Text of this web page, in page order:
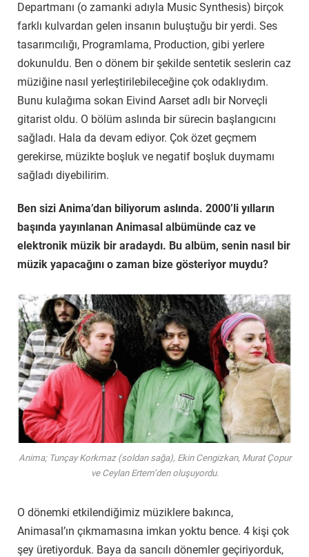
Departmanı (o zamanki adıyla Music Synthesis) birçok
farklı kulvardan gelen insanın buluştuğu bir yerdi. Ses
tasarımcılığı, Programlama, Production, gibi yerlere
dokunuldu. Ben o dönem bir şekilde sentetik seslerin caz
müziğine nasıl yerleştirilebileceğine çok odaklıydım.
Bunu kulağıma sokan Eivind Aarset adlı bir Norveçli
gitarist oldu. O bölüm aslında bir sürecin başlangıcını
sağladı. Hala da devam ediyor. Çok özet geçmem
gerekirse, müzikte boşluk ve negatif boşluk duymamı
sağladı diyebilirim.
Ben sizi Anima’dan biliyorum aslında. 2000’li yılların
başında yayınlanan Animasal albümünde caz ve
elektronik müzik bir aradaydı. Bu albüm, senin nasıl bir
müzik yapacağını o zaman bize gösteriyor muydu?
Anima; Tunçay Korkmaz (soldan sağa), Ekin Cengizkan, Murat Çopur
ve Ceylan Ertem’den oluşuyordu.
O dönemki etkilendiğimiz müziklere bakınca,
Animasal’ın çıkmamasına imkan yoktu bence. 4 kişi çok
şey üretiyorduk. Baya da sancılı dönemler geçiriyorduk,